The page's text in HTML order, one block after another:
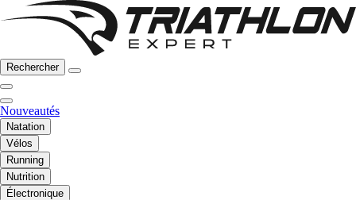
Rechercher
Nouveautés
Natation
Vélos
Running
Nutrition
Électronique